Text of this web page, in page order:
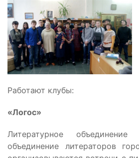
Работают клубы:
«Логос»
Литературное объединение
объединение литераторов